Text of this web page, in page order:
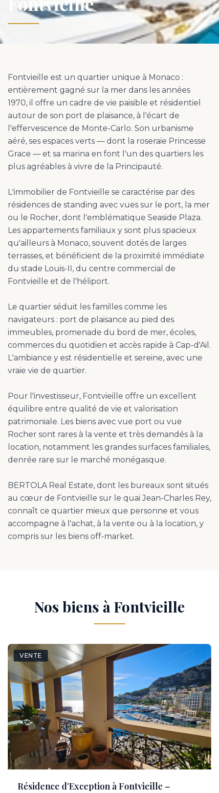
Fontvieille est un quartier unique à Monaco :
entièrement gagné sur la mer dans les années
1970, il offre un cadre de vie paisible et résidentiel
autour de son port de plaisance, à l'écart de
l'effervescence de Monte-Carlo. Son urbanisme
aéré, ses espaces verts — dont la roseraie Princesse
Grace — et sa marina en font l'un des quartiers les
plus agréables à vivre de la Principauté.
L'immobilier de Fontvieille se caractérise par des
résidences de standing avec vues sur le port, la mer
ou le Rocher, dont l'emblématique Seaside Plaza.
Les appartements familiaux y sont plus spacieux
qu'ailleurs à Monaco, souvent dotés de larges
terrasses, et bénéficient de la proximité immédiate
du stade Louis-II, du centre commercial de
Fontvieille et de l'héliport.
Le quartier séduit les familles comme les
navigateurs : port de plaisance au pied des
immeubles, promenade du bord de mer, écoles,
commerces du quotidien et accès rapide à Cap-d'Ail.
L'ambiance y est résidentielle et sereine, avec une
vraie vie de quartier.
Pour l'investisseur, Fontvieille offre un excellent
équilibre entre qualité de vie et valorisation
patrimoniale. Les biens avec vue port ou vue
Rocher sont rares à la vente et très demandés à la
location, notamment les grandes surfaces familiales,
denrée rare sur le marché monégasque.
BERTOLA Real Estate, dont les bureaux sont situés
au cœur de Fontvieille sur le quai Jean-Charles Rey,
connaît ce quartier mieux que personne et vous
accompagne à l'achat, à la vente ou à la location, y
compris sur les biens off-market.
Nos biens à Fontvieille
VENTE
Résidence d’Exception à Fontvieille –